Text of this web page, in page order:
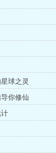
球之灵
你修仙